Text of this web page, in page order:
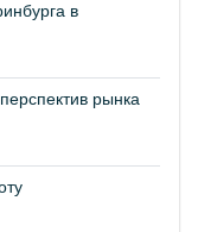
в
рынка